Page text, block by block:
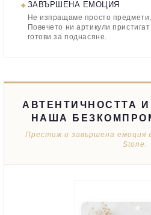
✦ЗАВЪРШЕНА ЕМОЦИЯ
Не изпращаме просто предмети,
Повечето ни артикули
готови за поднасяне.
АВТЕНТИЧНОСТТА
НАША
Престиж и завършена емоция
Stone.